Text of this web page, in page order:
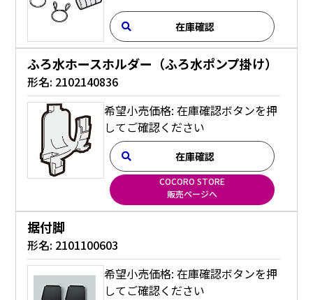
在庫確認
ふろ水ホースホルダー（ふろ水ポンプ掛け）
形名: 2102140836
希望小売価格: 在庫確認ボタンを押
してご確認ください
在庫確認
COCORO STORE
販売ページへ
据付脚
形名: 2101100603
希望小売価格: 在庫確認ボタンを押
してご確認ください